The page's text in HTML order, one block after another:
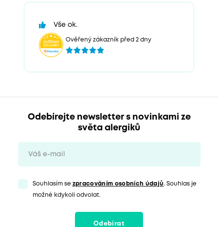
Vše ok.
Ověřený zákazník před 2 dny
Odebírejte newsletter s novinkami ze
světa alergiků
Souhlasím se zpracováním osobních údajů. Souhlas je
možné kdykoli odvolat.
Odebírat